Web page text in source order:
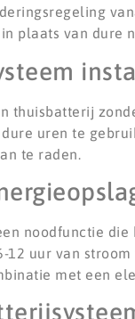
plaats van dure
thuisbatterij
uren te
te raden.
noodfunctie
12 uur van
met een